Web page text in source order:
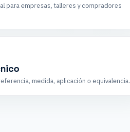
para empresas, talleres y compradores
medida, aplicación o equivalencia.